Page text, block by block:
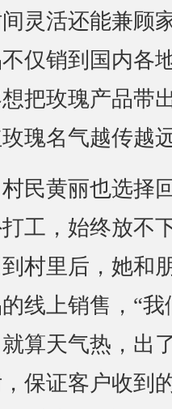
灵活还能兼顾
仅销到国内各
把玫瑰产品带
瑰名气越传越
黄丽也选择
工，始终放不
村里后，她和
线上销售，“我
算天气热，出
保证客户收到